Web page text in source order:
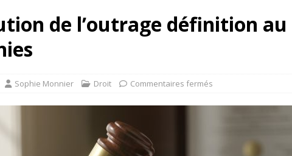
de l’outrage définition
Sophie Monnier Droit Commentaires fermés